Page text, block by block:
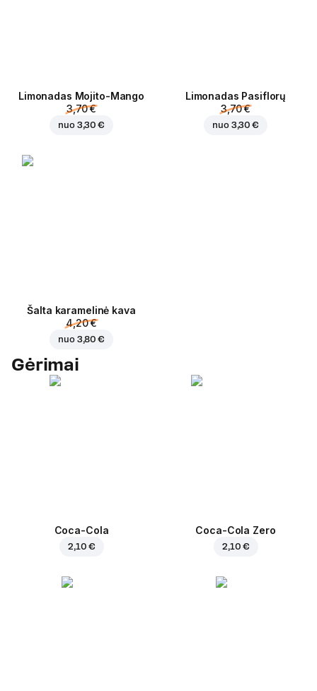
Limonadas Mojito-Mango
3,70 €
nuo 3,30 €
Limonadas Pasiflorų
3,70 €
nuo 3,30 €
Šalta karamelinė kava
4,20 €
nuo 3,80 €
Gėrimai
Coca-Cola
2,10 €
Coca-Cola Zero
2,10 €